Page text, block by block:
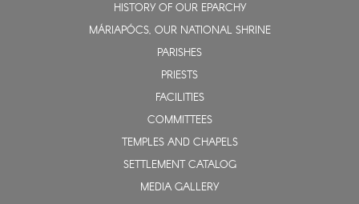
HISTORY OF OUR EPARCHY
MÁRIAPÓCS, OUR NATIONAL SHRINE
PARISHES
PRIESTS
FACILITIES
COMMITTEES
TEMPLES AND CHAPELS
SETTLEMENT CATALOG
MEDIA GALLERY